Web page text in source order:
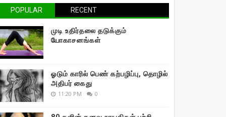
POPULAR RECENT
முடி உதிர்தலை தடுக்கும்
யோகாசனங்கள்
ஓடும் காரில் பெண் கற்பழிப்பு, தொழில்
அதிபர் கைது
11:20 PM 0